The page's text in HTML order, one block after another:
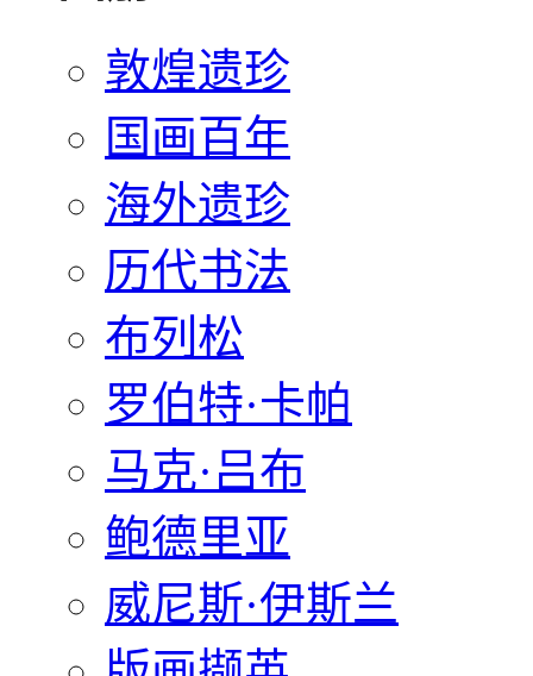
敦煌遗珍
国画百年
海外遗珍
历代书法
布列松
罗伯特·卡帕
马克·吕布
鲍德里亚
威尼斯·伊斯兰